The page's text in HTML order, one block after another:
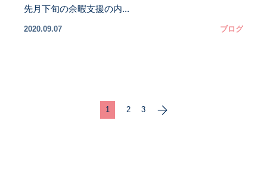
先月下旬の余暇支援の内...
2020.09.07 ブログ
1 2 3